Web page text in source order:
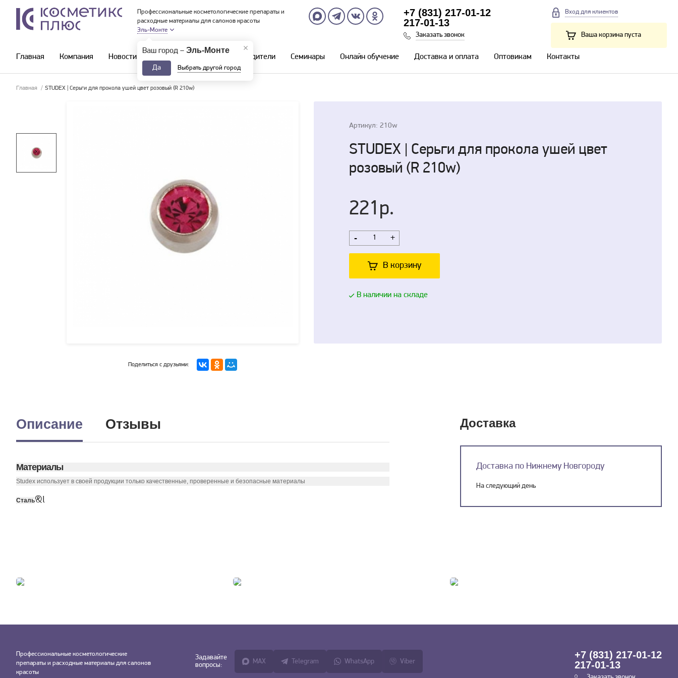
Профессиональные косметологические препараты и
расходные материалы для салонов красоты
Эль-Монте
Ваш город – Эль-Монте
Да Выбрать другой город
+7 (831) 217-01-12
217-01-13
Заказать звонок
Вход для клиентов
Ваша корзина пуста
Главная Компания Новости и акции Производители Семинары Онлайн обучение Доставка и оплата Оптовикам Контакты
Главная / STUDEX | Серьги для прокола ушей цвет розовый (R 210w)
Поделиться с друзьями:
Артикул: 210w
STUDEX | Серьги для прокола ушей цвет
розовый (R 210w)
221р.
- +
В корзину
В наличии на складе
Описание Отзывы
Материалы
Studex использует в своей продукции только качественные, проверенные и безопасные материалы
Сталь&l
Доставка
Доставка по Нижнему Новгороду
На следующий день
Профессиональные косметологические
препараты и расходные материалы для салонов
красоты
Задавайте
вопросы:
MAX Telegram WhatsApp Viber
+7 (831) 217-01-12
217-01-13